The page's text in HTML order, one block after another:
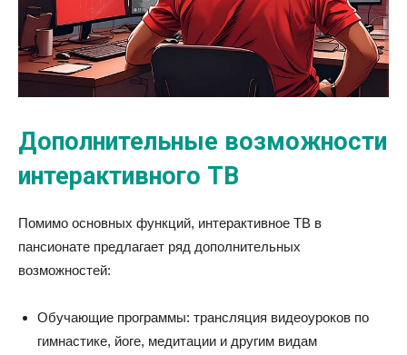
Дополнительные возможности
интерактивного ТВ
Помимо основных функций, интерактивное ТВ в
пансионате предлагает ряд дополнительных
возможностей:
Обучающие программы: трансляция видеоуроков по
гимнастике, йоге, медитации и другим видам